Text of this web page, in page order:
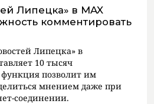
Липецка» в MAX
комментировать
Липецка» в
10 тысяч
функция позволит им
мнением даже при
соединении.